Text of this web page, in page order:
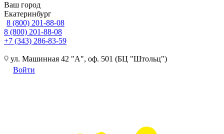
Ваш город
Екатеринбург
8 (800) 201-88-08
8 (800) 201-88-08
+7 (343) 286-83-59
ул. Машинная 42 "А", оф. 501 (БЦ "Штольц")
Войти